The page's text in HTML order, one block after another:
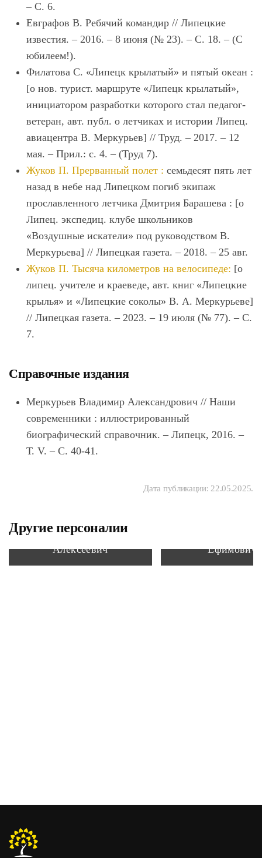
– С. 6.
Евграфов В. Ребячий командир // Липецкие
известия. – 2016. – 8 июня (№ 23). – С. 18. – (С
юбилеем!).
Филатова С. «Липецк крылатый» и пятый океан :
[о нов. турист. маршруте «Липецк крылатый»,
инициатором разработки которого стал педагог-
ветеран, авт. публ. о летчиках и истории Липец.
авиацентра В. Меркурьев] // Труд. – 2017. – 12
мая. – Прил.: с. 4. – (Труд 7).
Жуков П. Прерванный полет : семьдесят пять лет
назад в небе над Липецком погиб экипаж
прославленного летчика Дмитрия Барашева : [о
Липец. экспедиц. клубе школьников
«Воздушные искатели» под руководством В.
Меркурьева] // Липецкая газета. – 2018. – 25 авг.
Жуков П. Тысяча километров на велосипеде: [о
липец. учителе и краеведе, авт. книг «Липецкие
крылья» и «Липецкие соколы» В. А. Меркурьеве]
// Липецкая газета. – 2023. – 19 июля (№ 77). – С.
7.
Справочные издания
Меркурьев Владимир Александрович // Наши
современники : иллюстрированный
биографический справочник. – Липецк, 2016. –
Т. V. – С. 40-41.
Дата публикации: 22.05.2025.
Другие персоналии
Котов Михаил
Алексеевич
Ефимович